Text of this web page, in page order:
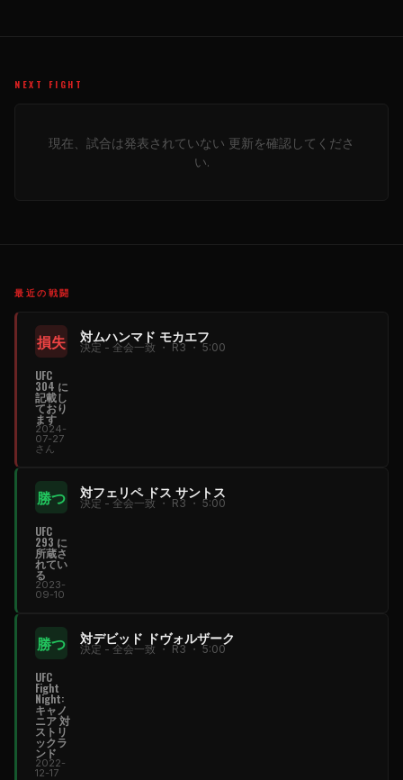
NEXT FIGHT
現在、試合は発表されていない 更新を確認してくださ
い.
最近の戦闘
損失 対ムハンマド モカエフ
決定 - 全会一致 ・ R3 ・ 5:00
UFC
304 に
記載し
ており
ます
2024-
07-27
さん
勝つ 対フェリペ ドス サントス
決定 - 全会一致 ・ R3 ・ 5:00
UFC
293 に
所蔵さ
れてい
る
2023-
09-10
勝つ 対デビッド ドヴォルザーク
決定 - 全会一致 ・ R3 ・ 5:00
UFC
Fight
Night:
キャノ
ニア 対
ストリ
ックラ
ンド
2022-
12-17